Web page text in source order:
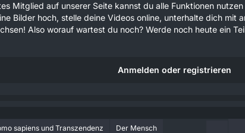
Mitglied auf unserer Seite kannst du alle Funktionen
Bilder hoch, stelle deine Videos online, unterhalte dich
Also worauf wartest du noch? Werde noch heute ein
Anmelden oder registrieren
sapiens und Transzendenz Der Mensch